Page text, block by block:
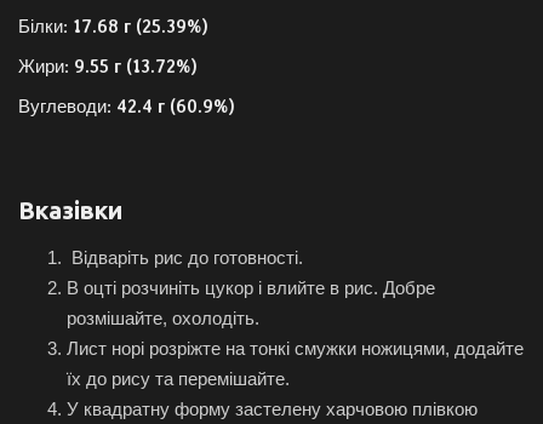
Білки: 17.68 г (25.39%)
Жири: 9.55 г (13.72%)
Вуглеводи: 42.4 г (60.9%)
Вказівки
Відваріть рис до готовності.
В оцті розчиніть цукор і влийте в рис. Добре
розмішайте, охолодіть.
Лист норі розріжте на тонкі смужки ножицями, додайте
їх до рису та перемішайте.
У квадратну форму застелену харчовою плівкою